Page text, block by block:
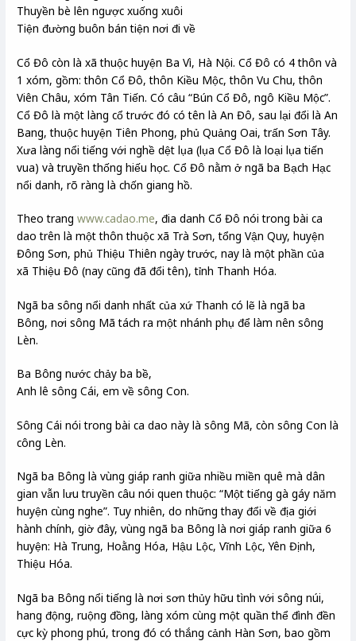
Thuyền bè lên ngược xuống xuôi
Tiện đường buôn bán tiện nơi đi về
Cổ Đô còn là xã thuộc huyện Ba Vì, Hà Nội. Cổ Đô có 4 thôn và
1 xóm, gồm: thôn Cổ Đô, thôn Kiều Mộc, thôn Vu Chu, thôn
Viên Châu, xóm Tân Tiến. Có câu “Bún Cổ Đô, ngô Kiều Mộc”.
Cổ Đô là một làng cổ trước đó có tên là An Đô, sau lại đổi là An
Bang, thuộc huyện Tiên Phong, phủ Quảng Oai, trấn Sơn Tây.
Xưa làng nổi tiếng với nghề dệt lụa (lụa Cổ Đô là loại lụa tiến
vua) và truyền thống hiếu học. Cổ Đô nằm ở ngã ba Bạch Hạc
nổi danh, rõ ràng là chốn giang hồ.
Theo trangwww.cadao.me, đia danh Cổ Đô nói trong bài ca
dao trên là một thôn thuộc xã Trà Sơn, tổng Vận Quy, huyện
Đông Sơn, phủ Thiệu Thiên ngày trước, nay là một phần của
xã Thiệu Đô (nay cũng đã đổi tên), tỉnh Thanh Hóa.
Ngã ba sông nổi danh nhất của xứ Thanh có lẽ là ngã ba
Bông, nơi sông Mã tách ra một nhánh phụ để làm nên sông
Lèn.
Ba Bông nước chảy ba bề,
Anh lê sông Cái, em về sông Con.
Sông Cái nói trong bài ca dao này là sông Mã, còn sông Con là
công Lèn.
Ngã ba Bông là vùng giáp ranh giữa nhiều miền quê mà dân
gian vẫn lưu truyền câu nói quen thuộc: “Một tiếng gà gáy năm
huyện cùng nghe”. Tuy nhiên, do những thay đổi về địa giới
hành chính, giờ đây, vùng ngã ba Bông là nơi giáp ranh giữa 6
huyện: Hà Trung, Hoằng Hóa, Hậu Lộc, Vĩnh Lộc, Yên Định,
Thiệu Hóa.
Ngã ba Bông nổi tiếng là nơi sơn thủy hữu tình với sông núi,
hang động, ruộng đồng, làng xóm cùng một quần thể đình đền
cực kỳ phong phú, trong đó có thắng cảnh Hàn Sơn, bao gồm